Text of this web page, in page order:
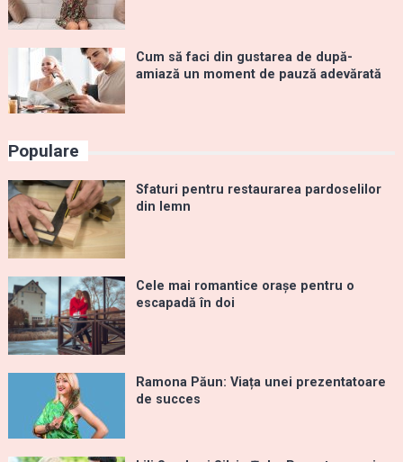
Cum să faci din gustarea de după-
amiază un moment de pauză adevărată
Populare
Sfaturi pentru restaurarea pardoselilor
din lemn
Cele mai romantice orașe pentru o
escapadă în doi
Ramona Păun: Viața unei prezentatoare
de succes